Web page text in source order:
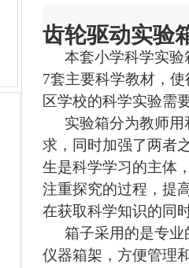
齿轮驱动实验
本套小学科学实
7套主要科学教材，
区学校的科学实验需
实验箱分为教师
求，同时加强了两者
生是科学学习的主体
注重探究的过程，提
在获取科学知识的同
箱子采用的是专
仪器箱架，方便管理